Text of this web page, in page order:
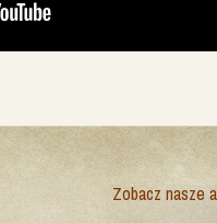
Zobacz nasze